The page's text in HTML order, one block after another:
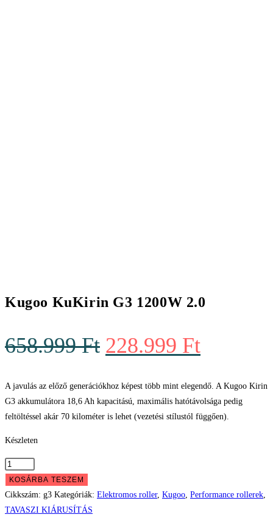
Kugoo KuKirin G3 1200W 2.0
658.999Ft Original
was:
658.999 Ft.
228.999 FtCurrent
is:
A javulás az előző generációkhoz képest több mint elegendő. A Kugoo Kirin
G3 akkumulátora 18,6 Ah kapacitású, maximális hatótávolsága pedig
feltöltéssel akár 70 kilométer is lehet (vezetési stílustól függően).
Készleten
Kugoo
KuKirin
G3
1200W
KOSÁRBA TESZEM
Cikkszám: g3 Kategóriák: Elektromos roller, Kugoo, Performance rollerek,
TAVASZI KIÁRUSÍTÁS